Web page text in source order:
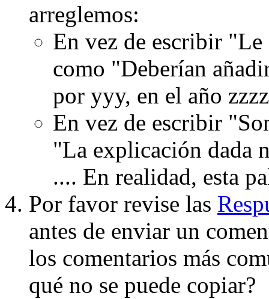
arreglemos:
En vez de escribir
como "Deberían
por yyy, en el año
En vez de escribir
"La explicación dada
.... En realidad, esta
Por favor revise las
antes de enviar un
los comentarios más
qué no se puede copiar?